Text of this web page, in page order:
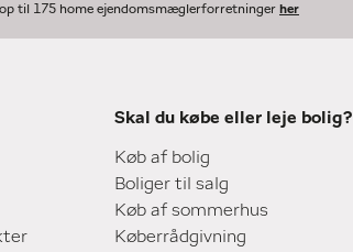
til 175 home ejendomsmæglerforretninger her
Skal du købe eller leje bolig?
Køb af bolig
Boliger til salg
Køb af sommerhus
Køberrådgivning